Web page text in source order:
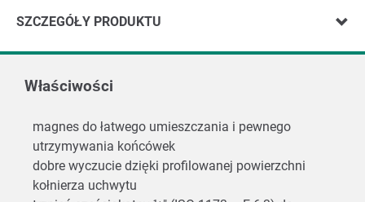
SZCZEGÓŁY PRODUKTU
Właściwości
magnes do łatwego umieszczania i pewnego
utrzymywania końcówek
dobre wyczucie dzięki profilowanej powierzchni
kołnierza uchwytu